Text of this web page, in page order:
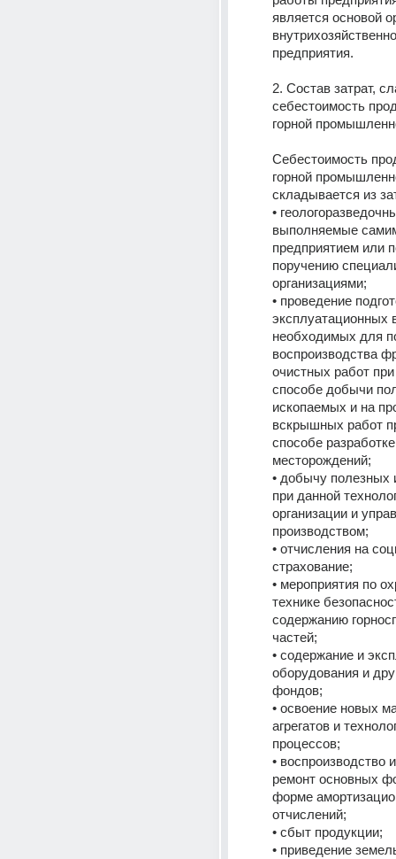
является основой
предприятия.
2. Состав затрат,
себестоимость
горной
Себестоимость
горной
складывается из
•
выполняемые
предприятием или
поручению
организациями;
• проведение
эксплуатационных
необходимых для
воспроизводства
очистных работ
способе добычи
ископаемых и на
вскрышных работ
способе разработке
месторождений;
• добычу полезных
при данной
организации и
производством;
• отчисления на
страхование;
• мероприятия по
технике
содержанию
частей;
• содержание и
оборудования и
фондов;
• освоение новых
агрегатов и
процессов;
• воспроизводство
ремонт основных
форме
отчислений;
• сбыт продукции;
• приведение